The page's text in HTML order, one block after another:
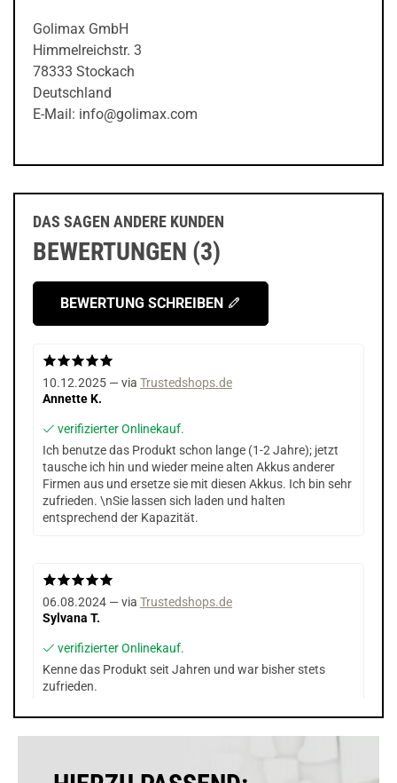
Golimax GmbH
Himmelreichstr. 3
78333 Stockach
Deutschland
E-Mail: info@golimax.com
DAS SAGEN ANDERE KUNDEN
BEWERTUNGEN (3)
BEWERTUNG SCHREIBEN
10.12.2025 — via Trustedshops.de
Annette K.
verifizierter Onlinekauf.
Ich benutze das Produkt schon lange (1-2 Jahre); jetzt
tausche ich hin und wieder meine alten Akkus anderer
Firmen aus und ersetze sie mit diesen Akkus. Ich bin sehr
zufrieden. \nSie lassen sich laden und halten
entsprechend der Kapazität.
06.08.2024 — via Trustedshops.de
Sylvana T.
verifizierter Onlinekauf.
Kenne das Produkt seit Jahren und war bisher stets
zufrieden.